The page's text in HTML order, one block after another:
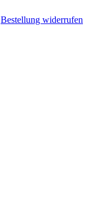
Bestellung widerrufen